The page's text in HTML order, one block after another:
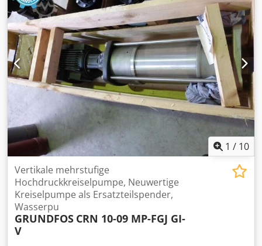
Wir Haben viele Andere Kealteanlagen :
Bitzer,Copeland,Frascold,Lunite,Kueba,Guentner,Eco,Alfa-
Laval,Go edhart ,Helpman Dsdpfx Amsg N Hu Ss Tjck Wir
haben viele weitere Kältemaschinen. Kältemaschinen,
Kompressoren, Kühler, Kondensatoren, Kühlräume, Kühl-
und Gastromöbel sowie Maschinen und Geräte für die
Gastronomie und Fleischverarbeitung. Sehen Sie sich
unsere anderen Auktionen an oder rufen Sie uns an, nicht
alles ist auf machineseeker verfügbar.
1 / 10
Vertikale mehrstufige
Hochdruckkreiselpumpe, Neuwertige
Kreiselpumpe als Ersatzteilspender,
Wasserpu
GRUNDFOS CRN 10-09 MP-FGJ GI-
V